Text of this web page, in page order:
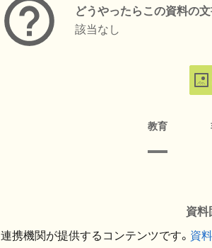
どうやったらこの資料の
該当なし
教育
資料
連携機関が提供するコンテンツです。 資